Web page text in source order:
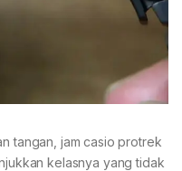
tangan, jam casio protrek
kelasnya yang tidak